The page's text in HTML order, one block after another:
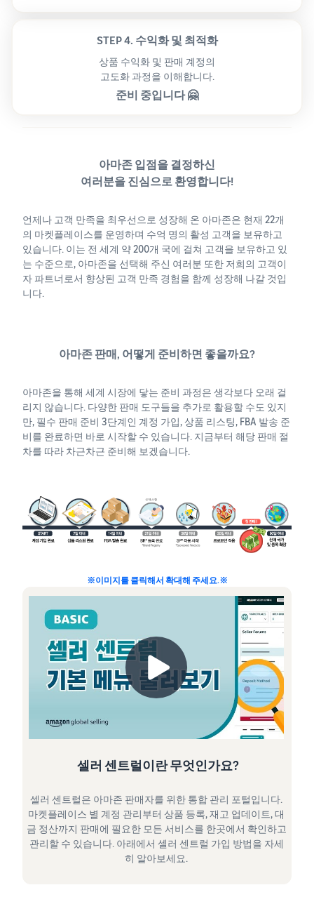
STEP 4. 수익화 및 최적화
상품 수익화 및 판매 계정의
고도화 과정을 이해합니다.
준비 중입니다 🤗
아마존 입점을 결정하신
여러분을 진심으로 환영합니다!
언제나 고객 만족을 최우선으로 성장해 온 아마존은 현재 22개
의 마켓플레이스를 운영하며 수억 명의 활성 고객을 보유하고
있습니다. 이는 전 세계 약 200개 국에 걸쳐 고객을 보유하고 있
는 수준으로, 아마존을 선택해 주신 여러분 또한 저희의 고객이
자 파트너로서 향상된 고객 만족 경험을 함께 성장해 나갈 것입
니다.
아마존 판매, 어떻게 준비하면 좋을까요?
아마존을 통해 세계 시장에 닿는 준비 과정은 생각보다 오래 걸
리지 않습니다. 다양한 판매 도구들을 추가로 활용할 수도 있지
만, 필수 판매 준비 3단계인 계정 가입, 상품 리스팅, FBA 발송 준
비를 완료하면 바로 시작할 수 있습니다. 지금부터 해당 판매 절
차를 따라 차근차근 준비해 보겠습니다.
※이미지를 클릭해서 확대해 주세요.※
셀러 센트럴이란 무엇인가요?
셀러 센트럴은 아마존 판매자를 위한 통합 관리 포털입니다.
마켓플레이스 별 계정 관리부터 상품 등록, 재고 업데이트, 대
금 정산까지 판매에 필요한 모든 서비스를 한곳에서 확인하고
관리할 수 있습니다. 아래에서 셀러 센트럴 가입 방법을 자세
히 알아보세요.